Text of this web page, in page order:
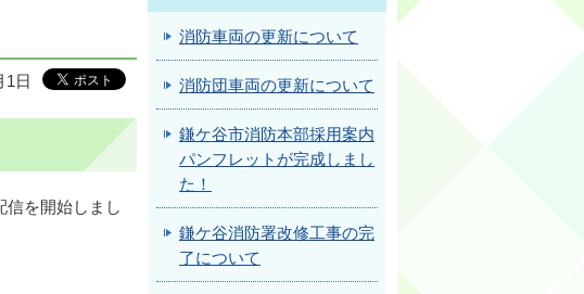
1日
を開始しまし
消防車両の更新について
消防団車両の更新について
鎌ケ谷市消防本部採用案内
パンフレットが完成しまし
た！
鎌ケ谷消防署改修工事の完
了について